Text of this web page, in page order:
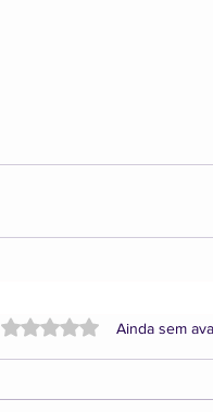
Avaliado com 0 de 5
Ainda sem